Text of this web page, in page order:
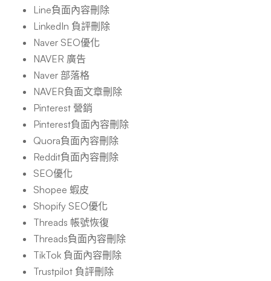
Line負面內容刪除
LinkedIn 負評刪除
Naver SEO優化
NAVER 廣告
Naver 部落格
NAVER負面文章刪除
Pinterest 營銷
Pinterest負面內容刪除
Quora負面內容刪除
Reddit負面內容刪除
SEO優化
Shopee 蝦皮
Shopify SEO優化
Threads 帳號恢復
Threads負面內容刪除
TikTok 負面內容刪除
Trustpilot 負評刪除